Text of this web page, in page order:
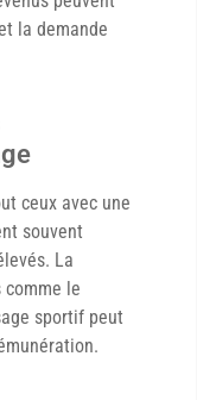
la demande
ceux avec une
souvent
La
le
sportif peut